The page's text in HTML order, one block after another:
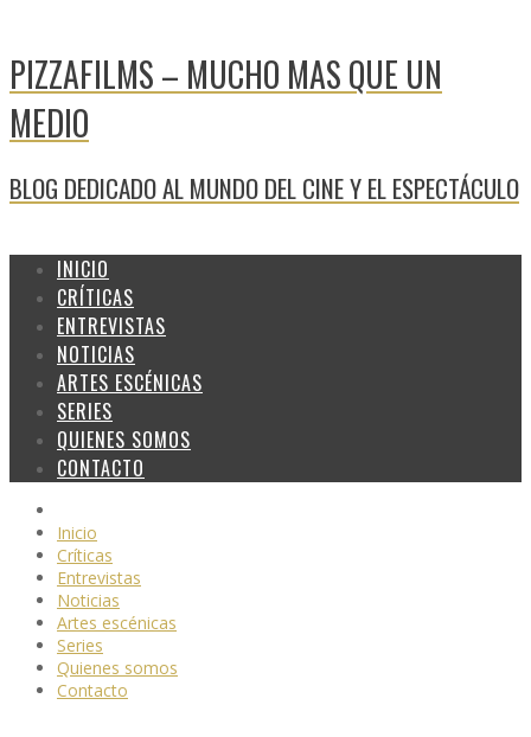
PIZZAFILMS – MUCHO MAS QUE UN
MEDIO
BLOG DEDICADO AL MUNDO DEL CINE Y EL ESPECTÁCULO
INICIO
CRÍTICAS
ENTREVISTAS
NOTICIAS
ARTES ESCÉNICAS
SERIES
QUIENES SOMOS
CONTACTO
Inicio
Críticas
Entrevistas
Noticias
Artes escénicas
Series
Quienes somos
Contacto